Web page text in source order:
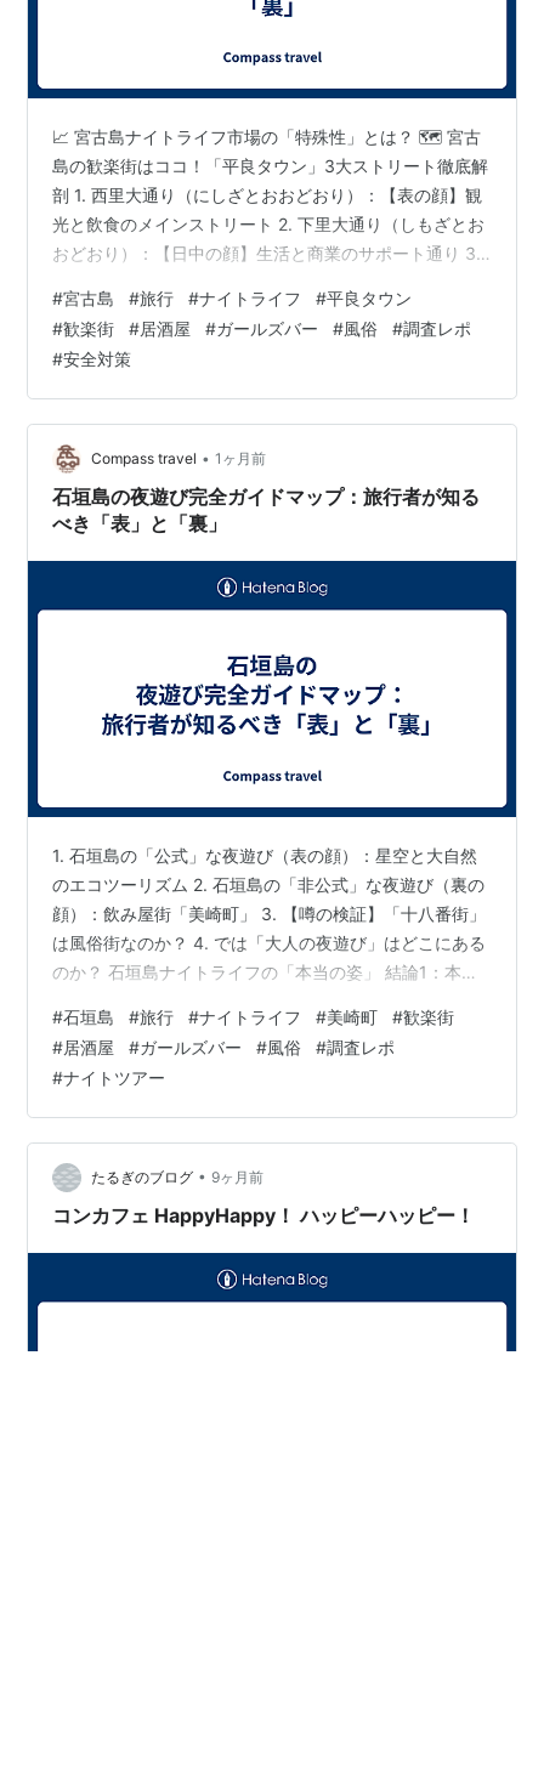
📈 宮古島ナイトライフ市場の「特殊性」とは？ 🗺️ 宮古
島の歓楽街はココ！「平良タウン」3大ストリート徹底解
剖 1. 西里大通り（にしざとおおどおり）：【表の顔】観
光と飲食のメインストリート 2. 下里大通り（しもざとお
おどおり）：【日中の顔】生活と商業のサポート通り 3.
プ1：宮古島の「表」の夜（民謡酒場・居酒屋） 🍸 ステ
ップ2：カジュアルに楽しむ夜（ガールズバー） モデル
1：明朗会計・セット料金型（例：ガールズバー HANA）
モデル2：従量課金・チャージ型（例：ガールズバー
LAGOON） 🍾 ステップ3：本格的な夜の接待（キャバ…
#宮古島 #旅行 #ナイトライフ #平良タウン
#歓楽街 #居酒屋 #ガールズバー #風俗 #調査レポ
#安全対策
Compass travel • 1ヶ月前
石垣島の夜遊び完全ガイドマップ：旅行者が知る
べき「表」と「裏」
1. 石垣島の「公式」な夜遊び（表の顔）：星空と大自然
のエコツーリズム 2. 石垣島の「非公式」な夜遊び（裏の
顔）：飲み屋街「美崎町」 3. 【噂の検証】「十八番街」
は風俗街なのか？ 4. では「大人の夜遊び」はどこにある
のか？ 石垣島ナイトライフの「本当の姿」 結論1：本土
「ガールズバー」「キャバクラ」は「グレーゾーン」と
して存在する 結論3：存在する場所は「雑居ビルの上層
階」である 5. 【豆知識】なぜ「グレーゾーン」店の存在
がわかるのか？ 6. 【結論】旅行者向け・石垣島「夜遊
び」安全ガイドマップ パターンA：健全に楽しみたい人
（家族・カ…
#石垣島 #旅行 #ナイトライフ #美崎町 #歓楽街
#居酒屋 #ガールズバー #風俗 #調査レポ
#ナイトツアー
たるぎのブログ • 9ヶ月前
コンカフェ HappyHappy！ ハッピーハッピー！